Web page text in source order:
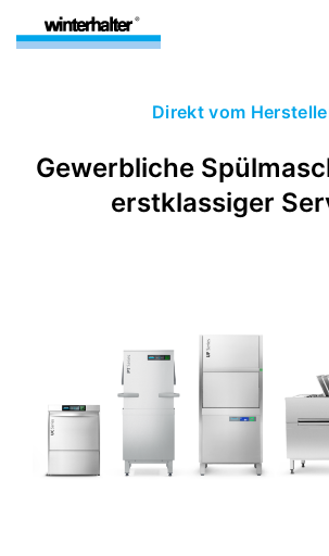
Direkt vom
Gewerbliche
erstklassiger